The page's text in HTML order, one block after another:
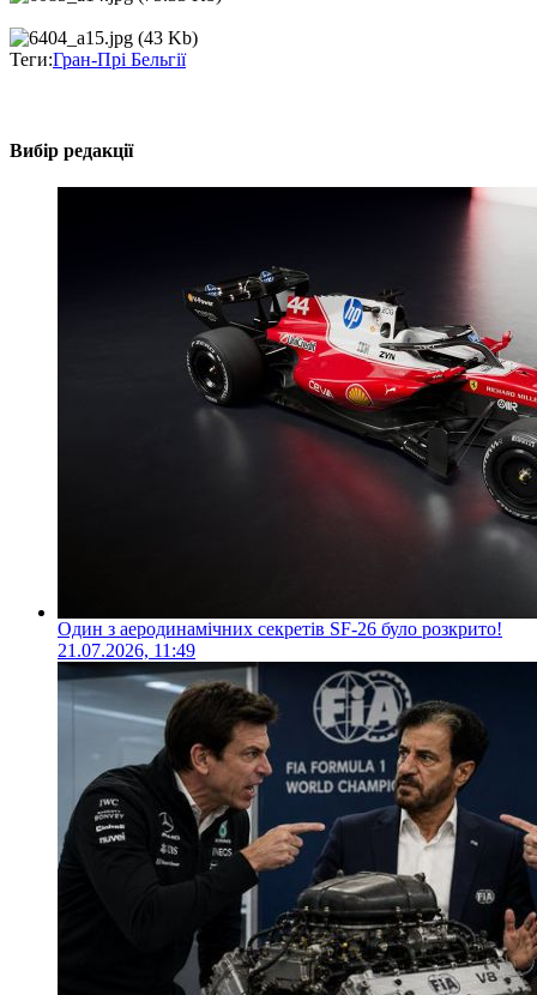
Теги:Гран-Прі Бельгії
Вибір редакції
Один з аеродинамічних секретів SF-26 було розкрито!
21.07.2026, 11:49